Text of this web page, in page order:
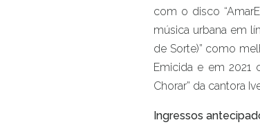
com o disco
música urbana em
de Sorte)” como
Emicida e em 2021
Chorar” da cantora
Ingressos